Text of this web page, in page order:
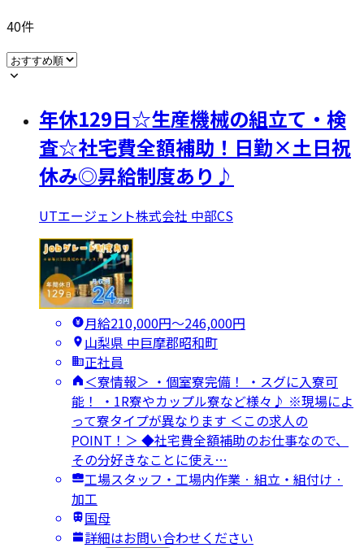
40件
年休129日☆生産機械の組立て・検
査☆社宅費全額補助！日勤×土日祝
休み◎昇給制度あり♪
UTエージェント株式会社 中部CS
月給210,000円〜246,000円
山梨県 中巨摩郡昭和町
正社員
＜寮情報＞ ・個室寮完備！ ・スグに入寮可
能！ ・1R寮やカップル寮など様々♪ ※現場によ
って寮タイプが異なります ＜この求人の
POINT！＞ ◆社宅費全額補助のお仕事なので、
その分好きなことに使え…
工場スタッフ・工場内作業 · 組立・組付け ·
加工
国母
詳細はお問い合わせください